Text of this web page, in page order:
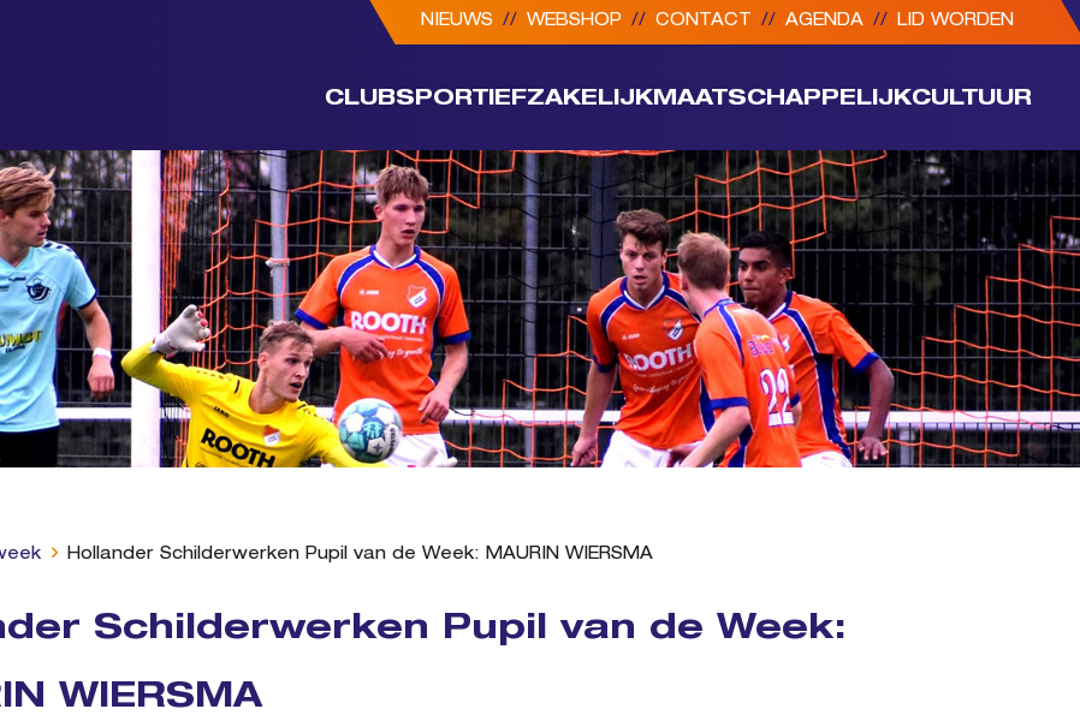
NIEUWS // WEBSHOP // CONTACT // AGENDA // LID WORDEN
CLUBSPORTIEFZAKELIJK MAATSCHAPPELIJKCULTUUR
Hollander Schilderwerken Pupil van de Week: MAURIN WIERSMA
Schilderwerken Pupil van de Week:
WIERSMA